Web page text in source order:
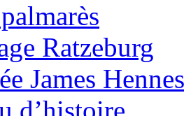
Ratzeburg
James